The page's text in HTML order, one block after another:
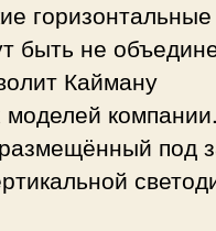
горизонтальные
быть не
Кайману
под